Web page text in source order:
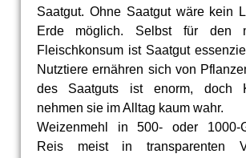
Saatgut. Ohne Saatgut wäre kein
Erde möglich. Selbst für den
Fleischkonsum ist Saatgut
Nutztiere ernähren sich von
des Saatguts ist enorm, doch
nehmen sie im Alltag kaum wahr.
Weizenmehl in 500- oder 1000-
Reis meist in transparenten